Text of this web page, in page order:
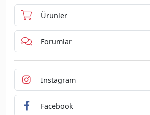
Ürünler
Forumlar
Instagram
Facebook